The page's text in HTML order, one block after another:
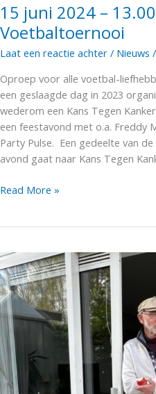
15 juni 2024 –
Voetbaltoernooi
Laat een reactie achter / Nieuws
Oproep voor alle voetbal-
een geslaagde dag in 2023
wederom een Kans Tegen
een feestavond met o.a. Freddy
Party Pulse. Een gedeelte van
avond gaat naar Kans Tegen
15
13.00-
17.00
uur
KTK
Voetbaltoernooi
Read More »